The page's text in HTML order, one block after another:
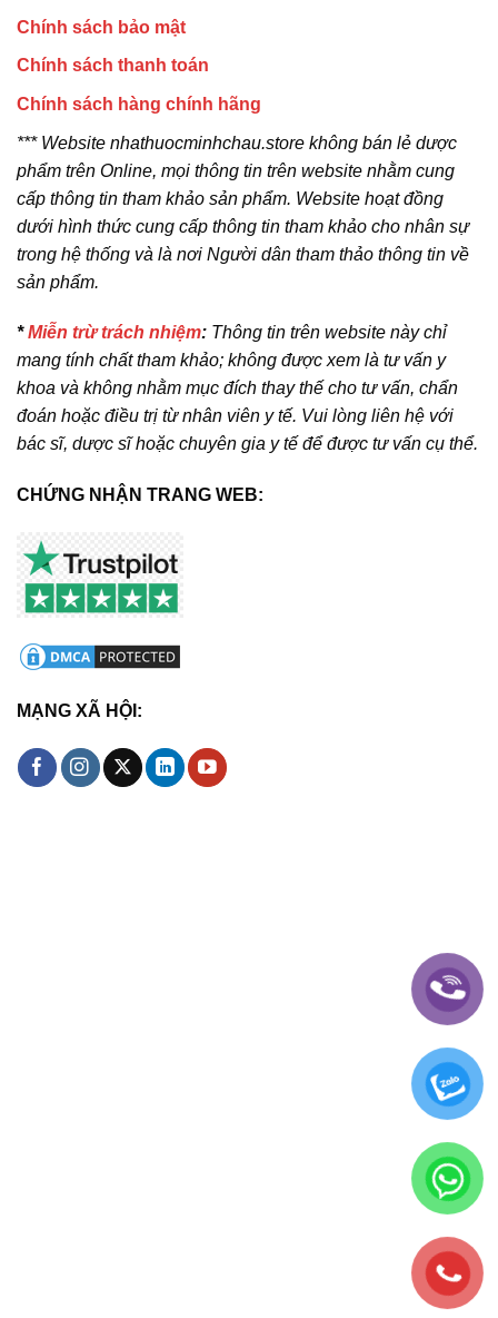
Chính sách bảo mật
Chính sách thanh toán
Chính sách hàng chính hãng
*** Website nhathuocminhchau.store không bán lẻ dược
phẩm trên Online, mọi thông tin trên website nhằm cung
cấp thông tin tham khảo sản phẩm. Website hoạt đồng
dưới hình thức cung cấp thông tin tham khảo cho nhân sự
trong hệ thống và là nơi Người dân tham thảo thông tin về
sản phẩm.
*Miễn trừ trách nhiệm: Thông tin trên website này chỉ
mang tính chất tham khảo; không được xem là tư vấn y
khoa và không nhằm mục đích thay thế cho tư vấn, chẩn
đoán hoặc điều trị từ nhân viên y tế. Vui lòng liên hệ với
bác sĩ, dược sĩ hoặc chuyên gia y tế để được tư vấn cụ thể.
CHỨNG NHẬN TRANG WEB:
MẠNG XÃ HỘI: